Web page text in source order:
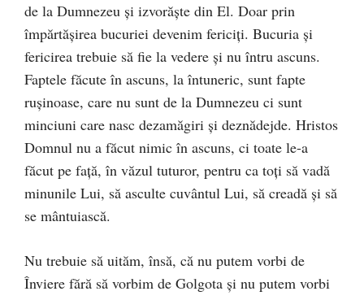
de la Dumnezeu și izvorăște din El. Doar prin
împărtășirea bucuriei devenim fericiți. Bucuria și
fericirea trebuie să fie la vedere și nu întru ascuns.
Faptele făcute în ascuns, la întuneric, sunt fapte
rușinoase, care nu sunt de la Dumnezeu ci sunt
minciuni care nasc dezamăgiri și deznădejde. Hristos
Domnul nu a făcut nimic în ascuns, ci toate le-a
făcut pe față, în văzul tuturor, pentru ca toți să vadă
minunile Lui, să asculte cuvântul Lui, să creadă și să
se mântuiască.
Nu trebuie să uităm, însă, că nu putem vorbi de
Înviere fără să vorbim de Golgota și nu putem vorbi